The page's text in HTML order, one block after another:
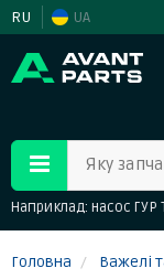
RU UA
Яку
Наприклад: насос ГУР
Головна Важелі